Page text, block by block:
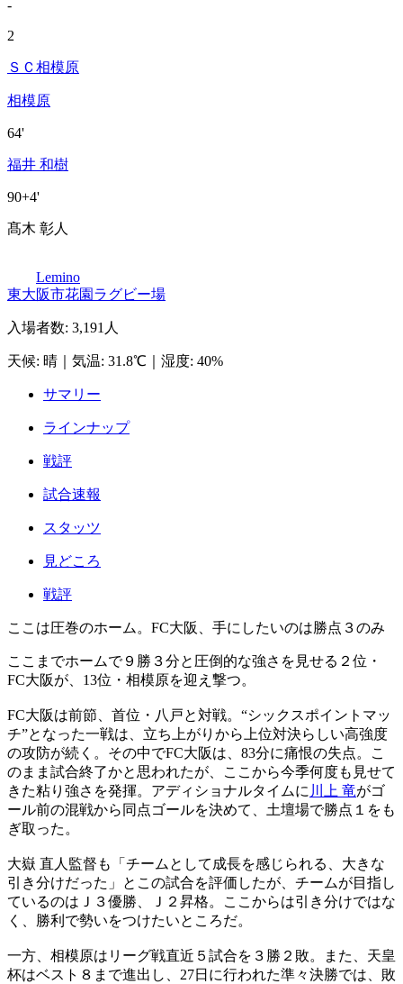
-
2
ＳＣ相模原
相模原
64'
福井 和樹
90+4'
髙木 彰人
Lemino
東大阪市花園ラグビー場
入場者数: 3,191人
天候: 晴 気温: 31.8℃ 湿度: 40%
サマリー
ラインナップ
戦評
試合速報
スタッツ
見どころ
戦評
ここは圧巻のホーム。FC大阪、手にしたいのは勝点３のみ
ここまでホームで９勝３分と圧倒的な強さを見せる２位・
FC大阪が、13位・相模原を迎え撃つ。
FC大阪は前節、首位・八戸と対戦。“シックスポイントマッ
チ”となった一戦は、立ち上がりから上位対決らしい高強度
の攻防が続く。その中でFC大阪は、83分に痛恨の失点。こ
のまま試合終了かと思われたが、ここから今季何度も見せて
きた粘り強さを発揮。アディショナルタイムに 川上 竜がゴ
ール前の混戦から同点ゴールを決めて、土壇場で勝点１をも
ぎ取った。
大嶽 直人監督も「チームとして成長を感じられる、大きな
引き分けだった」とこの試合を評価したが、チームが目指し
ているのはＪ３優勝、Ｊ２昇格。ここからは引き分けではな
く、勝利で勢いをつけたいところだ。
一方、相模原はリーグ戦直近５試合を３勝２敗。また、天皇
杯はベスト８まで進出し、27日に行われた準々決勝では、敗